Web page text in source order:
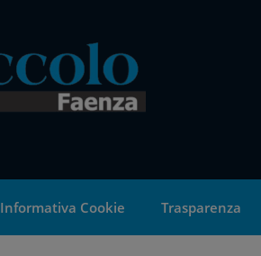
Informativa Cookie Trasparenza